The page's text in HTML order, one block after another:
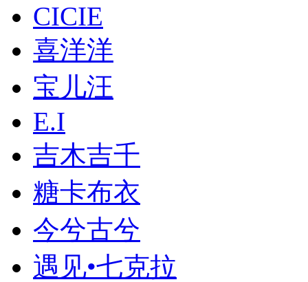
CICIE
喜洋洋
宝儿汪
E.I
吉木吉千
糖卡布衣
今兮古兮
遇见•七克拉